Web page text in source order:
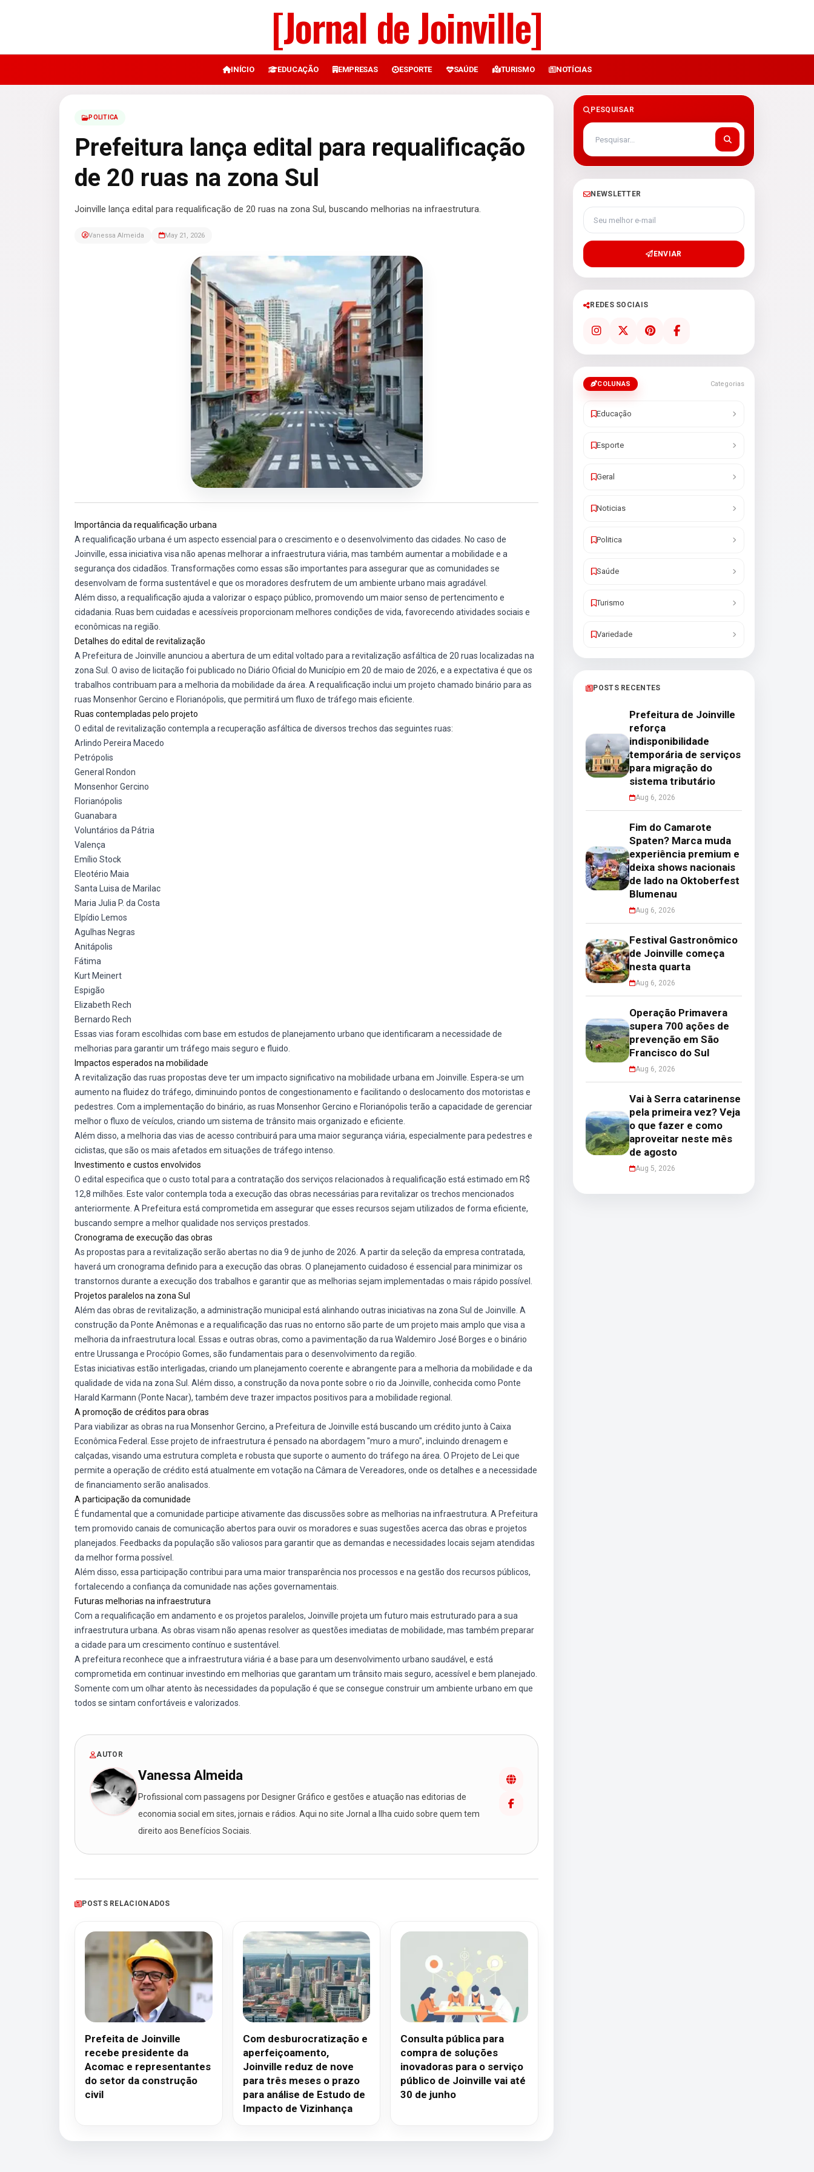
[Jornal de Joinville]
INÍCIO EDUCAÇÃO EMPRESAS ESPORTE SAÚDE TURISMO NOTÍCIAS
POLITICA
Prefeitura lança edital para requalificação
de 20 ruas na zona Sul
Joinville lança edital para requalificação de 20 ruas na zona Sul, buscando melhorias na infraestrutura.
Vanessa Almeida May 21, 2026
Importância da requalificação urbana
A requalificação urbana é um aspecto essencial para o crescimento e o desenvolvimento das cidades. No caso de
Joinville, essa iniciativa visa não apenas melhorar a infraestrutura viária, mas também aumentar a mobilidade e a
segurança dos cidadãos. Transformações como essas são importantes para assegurar que as comunidades se
desenvolvam de forma sustentável e que os moradores desfrutem de um ambiente urbano mais agradável.
Além disso, a requalificação ajuda a valorizar o espaço público, promovendo um maior senso de pertencimento e
cidadania. Ruas bem cuidadas e acessíveis proporcionam melhores condições de vida, favorecendo atividades sociais e
econômicas na região.
Detalhes do edital de revitalização
A Prefeitura de Joinville anunciou a abertura de um edital voltado para a revitalização asfáltica de 20 ruas localizadas na
zona Sul. O aviso de licitação foi publicado no Diário Oficial do Município em 20 de maio de 2026, e a expectativa é que os
trabalhos contribuam para a melhoria da mobilidade da área. A requalificação inclui um projeto chamado binário para as
ruas Monsenhor Gercino e Florianópolis, que permitirá um fluxo de tráfego mais eficiente.
Ruas contempladas pelo projeto
O edital de revitalização contempla a recuperação asfáltica de diversos trechos das seguintes ruas:
Arlindo Pereira Macedo
Petrópolis
General Rondon
Monsenhor Gercino
Florianópolis
Guanabara
Voluntários da Pátria
Valença
Emílio Stock
Eleotério Maia
Santa Luisa de Marilac
Maria Julia P. da Costa
Elpídio Lemos
Agulhas Negras
Anitápolis
Fátima
Kurt Meinert
Espigão
Elizabeth Rech
Bernardo Rech
Essas vias foram escolhidas com base em estudos de planejamento urbano que identificaram a necessidade de
melhorias para garantir um tráfego mais seguro e fluido.
Impactos esperados na mobilidade
A revitalização das ruas propostas deve ter um impacto significativo na mobilidade urbana em Joinville. Espera-se um
aumento na fluidez do tráfego, diminuindo pontos de congestionamento e facilitando o deslocamento dos motoristas e
pedestres. Com a implementação do binário, as ruas Monsenhor Gercino e Florianópolis terão a capacidade de gerenciar
melhor o fluxo de veículos, criando um sistema de trânsito mais organizado e eficiente.
Além disso, a melhoria das vias de acesso contribuirá para uma maior segurança viária, especialmente para pedestres e
ciclistas, que são os mais afetados em situações de tráfego intenso.
Investimento e custos envolvidos
O edital especifica que o custo total para a contratação dos serviços relacionados à requalificação está estimado em R$
12,8 milhões. Este valor contempla toda a execução das obras necessárias para revitalizar os trechos mencionados
anteriormente. A Prefeitura está comprometida em assegurar que esses recursos sejam utilizados de forma eficiente,
buscando sempre a melhor qualidade nos serviços prestados.
Cronograma de execução das obras
As propostas para a revitalização serão abertas no dia 9 de junho de 2026. A partir da seleção da empresa contratada,
haverá um cronograma definido para a execução das obras. O planejamento cuidadoso é essencial para minimizar os
transtornos durante a execução dos trabalhos e garantir que as melhorias sejam implementadas o mais rápido possível.
Projetos paralelos na zona Sul
Além das obras de revitalização, a administração municipal está alinhando outras iniciativas na zona Sul de Joinville. A
construção da Ponte Anêmonas e a requalificação das ruas no entorno são parte de um projeto mais amplo que visa a
melhoria da infraestrutura local. Essas e outras obras, como a pavimentação da rua Waldemiro José Borges e o binário
entre Urussanga e Procópio Gomes, são fundamentais para o desenvolvimento da região.
Estas iniciativas estão interligadas, criando um planejamento coerente e abrangente para a melhoria da mobilidade e da
qualidade de vida na zona Sul. Além disso, a construção da nova ponte sobre o rio da Joinville, conhecida como Ponte
Harald Karmann (Ponte Nacar), também deve trazer impactos positivos para a mobilidade regional.
A promoção de créditos para obras
Para viabilizar as obras na rua Monsenhor Gercino, a Prefeitura de Joinville está buscando um crédito junto à Caixa
Econômica Federal. Esse projeto de infraestrutura é pensado na abordagem "muro a muro", incluindo drenagem e
calçadas, visando uma estrutura completa e robusta que suporte o aumento do tráfego na área. O Projeto de Lei que
permite a operação de crédito está atualmente em votação na Câmara de Vereadores, onde os detalhes e a necessidade
de financiamento serão analisados.
A participação da comunidade
É fundamental que a comunidade participe ativamente das discussões sobre as melhorias na infraestrutura. A Prefeitura
tem promovido canais de comunicação abertos para ouvir os moradores e suas sugestões acerca das obras e projetos
planejados. Feedbacks da população são valiosos para garantir que as demandas e necessidades locais sejam atendidas
da melhor forma possível.
Além disso, essa participação contribui para uma maior transparência nos processos e na gestão dos recursos públicos,
fortalecendo a confiança da comunidade nas ações governamentais.
Futuras melhorias na infraestrutura
Com a requalificação em andamento e os projetos paralelos, Joinville projeta um futuro mais estruturado para a sua
infraestrutura urbana. As obras visam não apenas resolver as questões imediatas de mobilidade, mas também preparar
a cidade para um crescimento contínuo e sustentável.
A prefeitura reconhece que a infraestrutura viária é a base para um desenvolvimento urbano saudável, e está
comprometida em continuar investindo em melhorias que garantam um trânsito mais seguro, acessível e bem planejado.
Somente com um olhar atento às necessidades da população é que se consegue construir um ambiente urbano em que
todos se sintam confortáveis e valorizados.
AUTOR
Vanessa Almeida
Profissional com passagens por Designer Gráfico e gestões e atuação nas editorias de
economia social em sites, jornais e rádios. Aqui no site Jornal a Ilha cuido sobre quem tem
direito aos Benefícios Sociais.
POSTS RELACIONADOS
Prefeita de Joinville
recebe presidente da
Acomac e representantes
do setor da construção
civil
Com desburocratização e
aperfeiçoamento,
Joinville reduz de nove
para três meses o prazo
para análise de Estudo de
Impacto de Vizinhança
Consulta pública para
compra de soluções
inovadoras para o serviço
público de Joinville vai até
30 de junho
PESQUISAR
NEWSLETTER
Seu melhor e-mail
ENVIAR
REDES SOCIAIS
COLUNAS Categorias
Educação
Esporte
Geral
Noticias
Politica
Saúde
Turismo
Variedade
POSTS RECENTES
Prefeitura de Joinville
reforça
indisponibilidade
temporária de serviços
para migração do
sistema tributário
Aug 6, 2026
Fim do Camarote
Spaten? Marca muda
experiência premium e
deixa shows nacionais
de lado na Oktoberfest
Blumenau
Aug 6, 2026
Festival Gastronômico
de Joinville começa
nesta quarta
Aug 6, 2026
Operação Primavera
supera 700 ações de
prevenção em São
Francisco do Sul
Aug 6, 2026
Vai à Serra catarinense
pela primeira vez? Veja
o que fazer e como
aproveitar neste mês
de agosto
Aug 5, 2026